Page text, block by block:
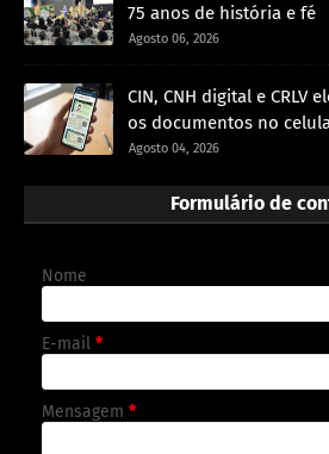
75 anos de história e fé
Agosto 06, 2026
CIN, CNH digital e CRLV
os documentos no
Agosto 04, 2026
Formulário de
Nome
E-mail *
Mensagem *